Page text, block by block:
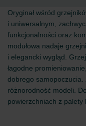
Oryginał wśród
i uniwersalnym,
funkcjonalności oraz
modułowa nadaje
i elegancki wygląd.
łagodne
dobrego
różnorodność modeli.
powierzchniach z palety